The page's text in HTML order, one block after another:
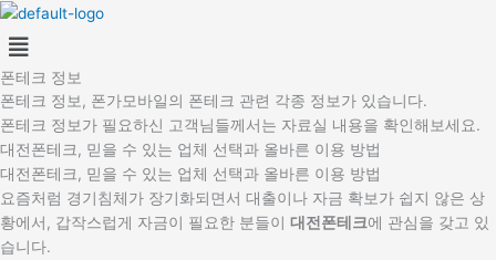
콘
텐
츠
로
건
너
뛰
기
Menu
폰테크 정보
폰테크 정보, 폰가모바일의 폰테크 관련 각종 정보가 있습니다.
폰테크 정보가 필요하신 고객님들께서는 자료실 내용을 확인해보세요.
대전폰테크, 믿을 수 있는 업체 선택과 올바른 이용 방법
대전폰테크, 믿을 수 있는 업체 선택과 올바른 이용 방법
요즘처럼 경기침체가 장기화되면서 대출이나 자금 확보가 쉽지 않은 상
황에서, 갑작스럽게 자금이 필요한 분들이 대전폰테크에 관심을 갖고 있
습니다.